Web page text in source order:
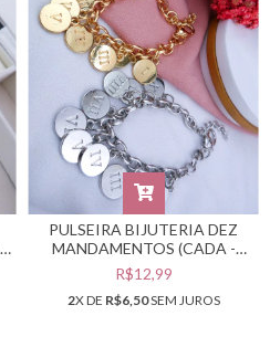
PULSEIRA BIJUTERIA DEZ
MANDAMENTOS (CADA -
SELECIONE A COR
DESEJADA) #PB0301745
R$12,99
2X DE R$6,50SEM JUROS